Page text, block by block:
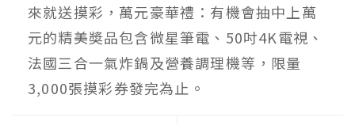
來就送摸彩，萬元豪華禮：有機會抽中上萬
元的精美奬品包含微星筆電、50吋4K電視、
法國三合一氣炸鍋及營養調理機等，限量
3,000張摸彩券發完為止。